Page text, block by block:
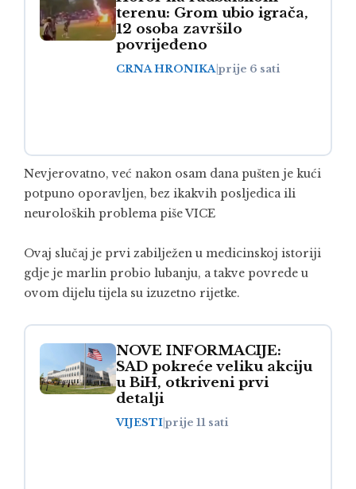
terenu: Grom ubio igrača,
12 osoba završilo
povrijeđeno
CRNA HRONIKAprije 6 sati
Nevjerovatno, već nakon osam dana pušten je kući
potpuno oporavljen, bez ikakvih posljedica ili
neuroloških problema pišeVICE
Ovaj slučaj je prvi zabilježen u medicinskoj istoriji
gdje je marlin probio lubanju, a takve povrede u
ovom dijelu tijela su izuzetno rijetke.
NOVE INFORMACIJE:
SAD pokreće veliku akciju
u BiH, otkriveni prvi
detalji
VIJESTIprije 11 sati